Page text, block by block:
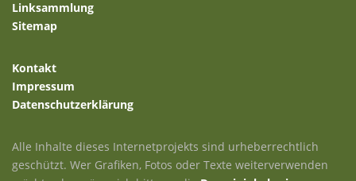
Linksammlung
Sitemap
Kontakt
Impressum
Datenschutzerklärung
Alle Inhalte dieses Internetprojekts sind urheberrechtlich
geschützt. Wer Grafiken, Fotos oder Texte weiterverwenden